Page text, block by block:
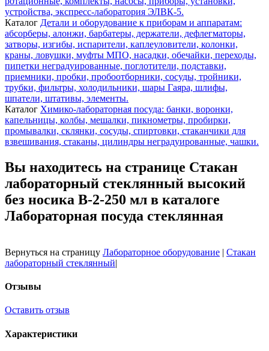
устройства, экспресс-лаборатория ЭЛВК-5.
Каталог Детали и оборудование к приборам и аппаратам:
абсорберы, алонжи, барбатеры, держатели, дефлегматоры,
затворы, изгибы, испарители, каплеуловители, колонки,
краны, ловушки, муфты МПО, насадки, обечайки, переходы,
пипетки неградуированные, поглотители, подставки,
приемники, пробки, пробоотборники, сосуды, тройники,
трубки, фильтры, холодильники, шары Гаяра, шлифы,
шпатели, штативы, элементы.
Каталог Химико-лабораторная посуда: банки, воронки,
капельницы, колбы, мешалки, пикнометры, пробирки,
промывалки, склянки, сосуды, спиртовки, стаканчики для
взвешивания, стаканы, цилиндры неградуированные, чашки.
Вы находитесь на странице Стакан
лабораторный стеклянный высокий
без носика В-2-250 мл в каталоге
Лабораторная посуда стеклянная
Вернуться на страницу Лабораторное оборудование | Стакан
лабораторный стеклянный|
Отзывы
Оставить отзыв
Характеристики